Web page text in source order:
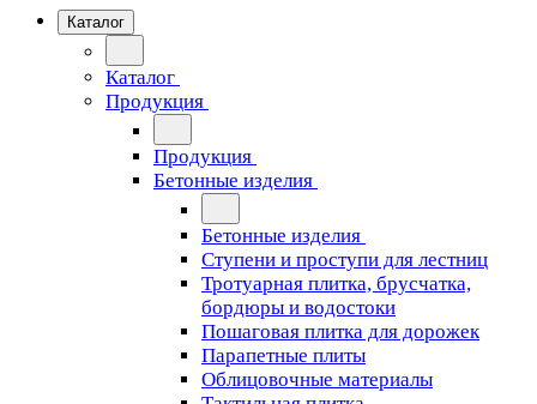
Каталог
Каталог
Продукция
Продукция
Бетонные изделия
Бетонные изделия
Ступени и проступи для лестниц
Тротуарная плитка, брусчатка,
бордюры и водостоки
Пошаговая плитка для дорожек
Парапетные плиты
Облицовочные материалы